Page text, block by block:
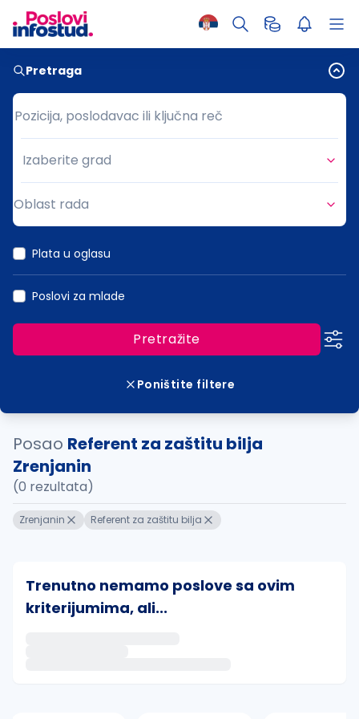
Pretraga
Pozicija, poslodavac ili ključna reč
Pozicija, poslodavac ili ključna reč
Grad
Izaberite grad
Oblast rada
Plata u oglasu
Poslovi za mlade
Pretražite
Poništite filtere
Posao Referent za zaštitu bilja
Zrenjanin
(0 rezultata)
Zrenjanin Referent za zaštitu bilja
Trenutno nemamo poslove sa ovim
kriterijumima, ali...